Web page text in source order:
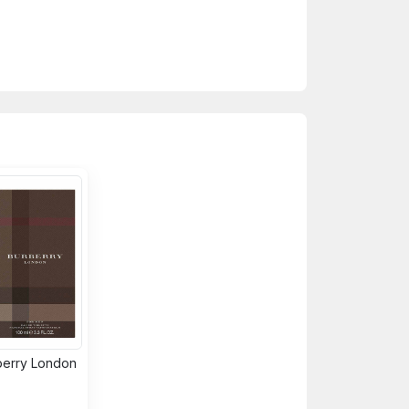
đầy sáng tạo từ nhà chế tác nước
dòng nước hoa Le Male kinh điển,
và chanh, tạo nên sự sảng khoái ngay
lại chiều sâu đầy quyến rũ. Cuối cùng,
nam tính và gợi cảm khó cưỡng.
sự nổi bật. Mùi hương này đặc
mẽ.
London